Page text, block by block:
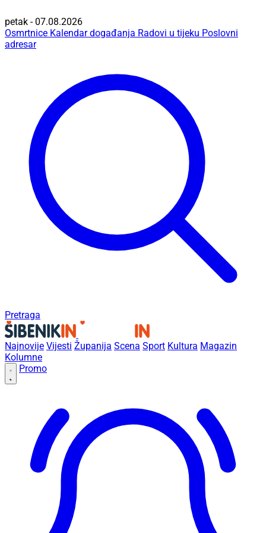
petak - 07.08.2026
Osmrtnice Kalendar događanja Radovi u tijeku Poslovni
adresar
Pretraga
Najnovije Vijesti Županija Scena Sport Kultura Magazin
Kolumne
Promo